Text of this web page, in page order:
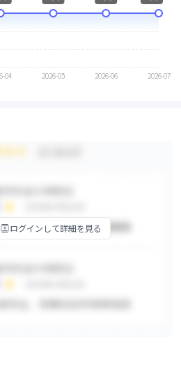
04 2026-05 2026-06 2026-07
ログインして詳細を見る